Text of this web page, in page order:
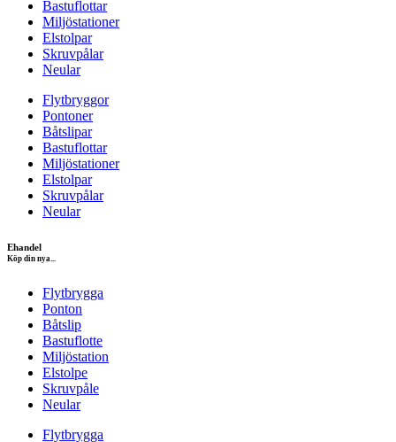
Bastuflottar
Miljöstationer
Elstolpar
Skruvpålar
Neular
Flytbryggor
Pontoner
Båtslipar
Bastuflottar
Miljöstationer
Elstolpar
Skruvpålar
Neular
Ehandel
Köp din nya...
Flytbrygga
Ponton
Båtslip
Bastuflotte
Miljöstation
Elstolpe
Skruvpåle
Neular
Flytbrygga